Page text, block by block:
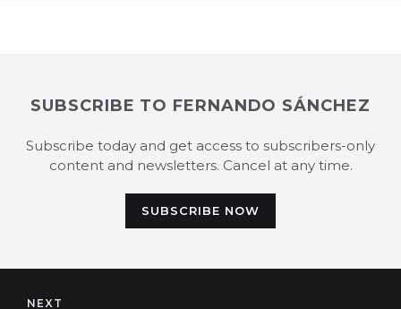
SUBSCRIBE TO FERNANDO SÁNCHEZ
Subscribe today and get access to subscribers-only
content and newsletters. Cancel at any time.
SUBSCRIBE NOW
NEXT